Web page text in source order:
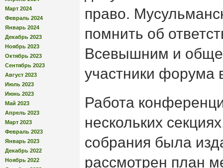
Март 2024
Февраль 2024
Январь 2024
Декабрь 2023
Ноябрь 2023
Октябрь 2023
Сентябрь 2023
Август 2023
Июль 2023
Июнь 2023
Май 2023
Апрель 2023
Март 2023
Февраль 2023
Январь 2023
Декабрь 2022
Ноябрь 2022
право.
помнить об
Всевышним и
участники форума
Работа
нескольких
собрания была
рассмотрен план